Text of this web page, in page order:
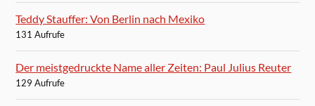
Teddy Stauffer: Von Berlin nach Mexiko
131 Aufrufe
Der meistgedruckte Name aller Zeiten: Paul Julius Reuter
129 Aufrufe